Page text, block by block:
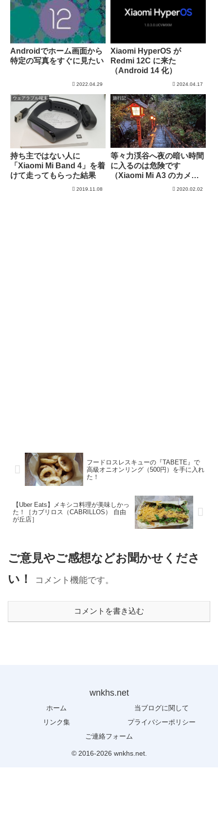
Androidでホーム画面から
特定の写真をすぐに見たい
2022.04.29
Xiaomi HyperOS が
Redmi 12C に来た
（Android 14 化）
2024.04.17
ウェアラブル端末
持ち主ではない人に
「Xiaomi Mi Band 4」を着
けて走ってもらった結果
2019.11.08
旅行記
等々力渓谷へ夜の暗い時間
に入るのは危険です
（Xiaomi Mi A3 のカメラ
チェックを兼ねて行って来
2020.02.02
フードロスレスキューの『TABETE』で
高級オニオンリング（500円）を手に入れ
た！
【Uber Eats】メキシコ料理が美味しかっ
た！［カブリロス（CABRILLOS） 自由
が丘店］
ご意見やご感想などお聞かせくださ
い！
コメント機能です。
コメントを書き込む
wnkhs.net
ホーム
当ブログに関して
リンク集
プライバシーポリシー
ご連絡フォーム
© 2016-2026 wnkhs.net.